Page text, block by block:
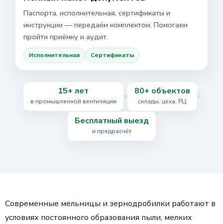
Паспорта, исполнительная, сертификаты и
инструкции — передаём комплектом. Помогаем
пройти приёмку и аудит.
Исполнительная Сертификаты
15+ лет
в промышленной вентиляции
80+ объектов
склады, цеха, РЦ
Бесплатный выезд
и предрасчёт
Современные мельницы и зернодробилки работают в
условиях постоянного образования пыли, мелких